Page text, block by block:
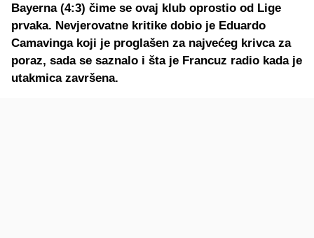
Bayerna (4:3) čime se ovaj klub oprostio od Lige
prvaka. Nevjerovatne kritike dobio je Eduardo
Camavinga koji je proglašen za najvećeg krivca za
poraz, sada se saznalo i šta je Francuz radio kada je
utakmica završena.